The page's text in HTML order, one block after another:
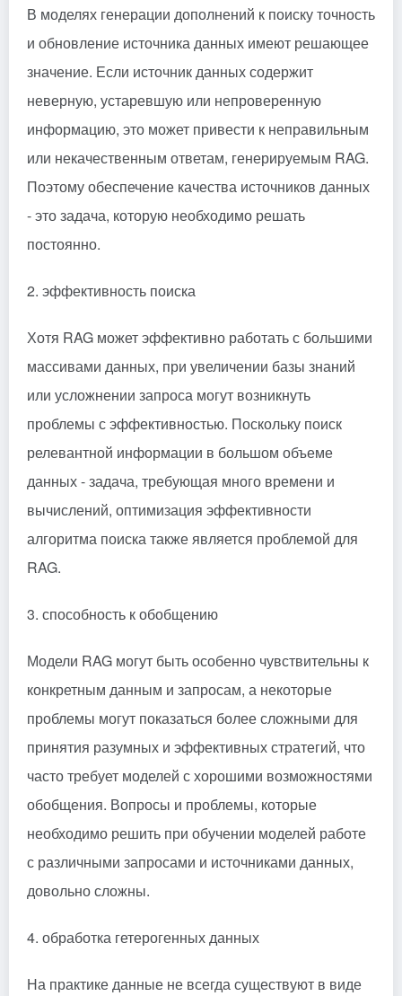
В моделях генерации дополнений к поиску точность
и обновление источника данных имеют решающее
значение. Если источник данных содержит
неверную, устаревшую или непроверенную
информацию, это может привести к неправильным
или некачественным ответам, генерируемым RAG.
Поэтому обеспечение качества источников данных
- это задача, которую необходимо решать
постоянно.
2. эффективность поиска
Хотя RAG может эффективно работать с большими
массивами данных, при увеличении базы знаний
или усложнении запроса могут возникнуть
проблемы с эффективностью. Поскольку поиск
релевантной информации в большом объеме
данных - задача, требующая много времени и
вычислений, оптимизация эффективности
алгоритма поиска также является проблемой для
RAG.
3. способность к обобщению
Модели RAG могут быть особенно чувствительны к
конкретным данным и запросам, а некоторые
проблемы могут показаться более сложными для
принятия разумных и эффективных стратегий, что
часто требует моделей с хорошими возможностями
обобщения. Вопросы и проблемы, которые
необходимо решить при обучении моделей работе
с различными запросами и источниками данных,
довольно сложны.
4. обработка гетерогенных данных
На практике данные не всегда существуют в виде